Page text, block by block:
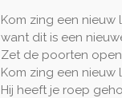
Kom zing een nieuw
want dit is een
Zet de poorten
Kom zing een nieuw
Hij heeft je roep